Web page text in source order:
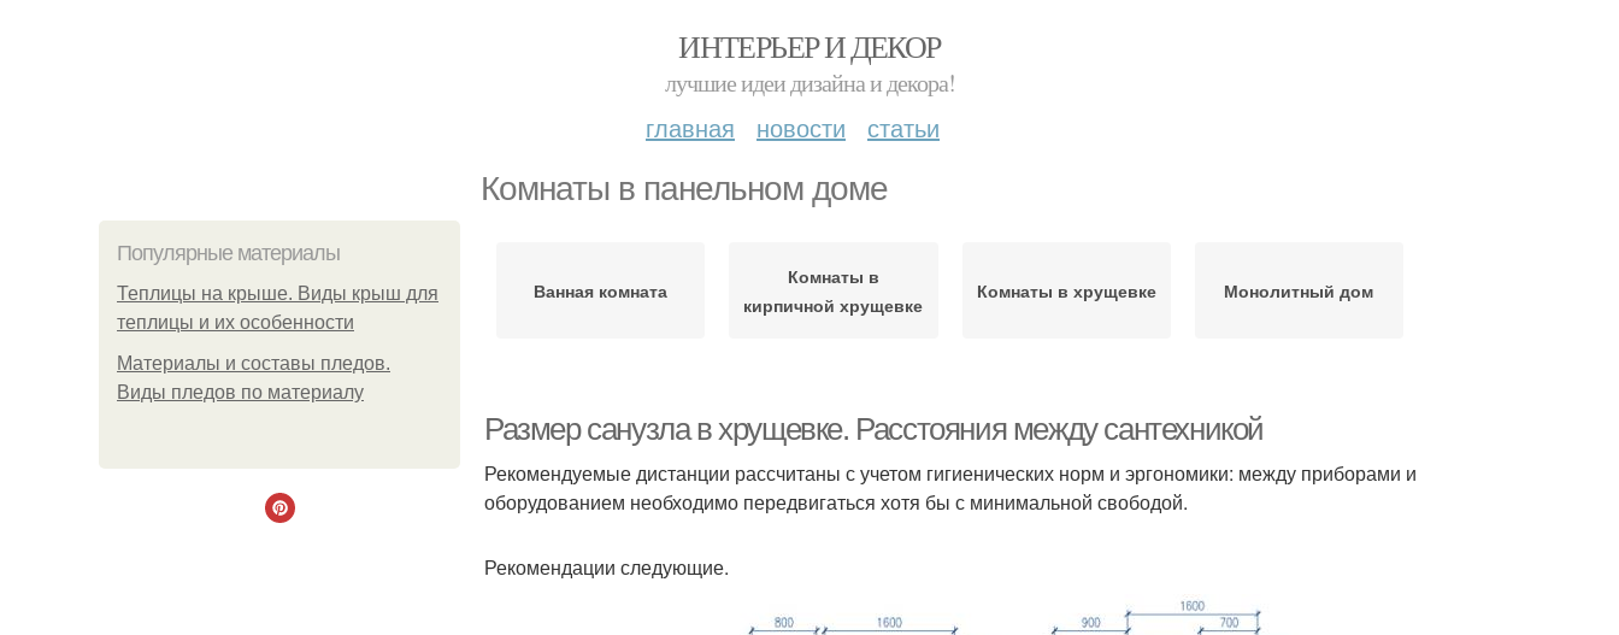
ИНТЕРЬЕР И ДЕКОР
лучшие идеи дизайна и декора!
главная новости статьи
Комнаты в панельном доме
Популярные материалы
Теплицы на крыше. Виды крыш для
теплицы и их особенности
Материалы и составы пледов.
Виды пледов по материалу
Ванная комната
Комнаты в
кирпичной хрущевке
Комнаты в хрущевке Монолитный дом
Размер санузла в хрущевке. Расстояния между сантехникой
Рекомендуемые дистанции рассчитаны с учетом гигиенических норм и эргономики: между приборами и
оборудованием необходимо передвигаться хотя бы с минимальной свободой.
Рекомендации следующие.